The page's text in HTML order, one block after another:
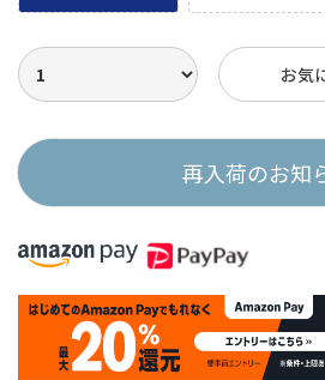
お気
再入荷のお知